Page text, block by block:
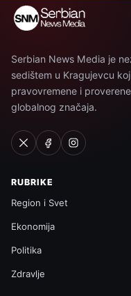
Serbian News Media je
sedištem u Kragujevcu
pravovremene i
globalnog značaja.
RUBRIKE
Region i Svet
Ekonomija
Politika
Zdravlje